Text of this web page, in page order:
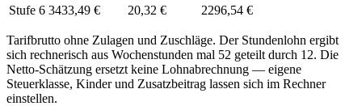
Stufe 6 3433,49 € 20,32 € 2296,54 €
Tarifbrutto ohne Zulagen und Zuschläge. Der Stundenlohn ergibt
sich rechnerisch aus Wochenstunden mal 52 geteilt durch 12. Die
Netto-Schätzung ersetzt keine Lohnabrechnung — eigene
Steuerklasse, Kinder und Zusatzbeitrag lassen sich im Rechner
einstellen.